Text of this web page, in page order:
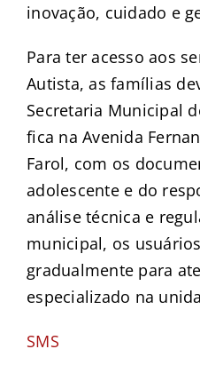
inovação, cuidado e
Para ter acesso aos
Autista, as famílias
Secretaria Municipal
fica na Avenida
Farol, com os
adolescente e do
análise técnica e
municipal, os
gradualmente para
especializado na
SMS